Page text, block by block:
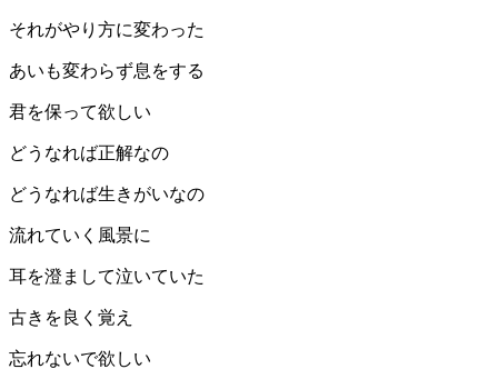
それがやり方に変わった
あいも変わらず息をする
君を保って欲しい
どうなれば正解なの
どうなれば生きがいなの
流れていく風景に
耳を澄まして泣いていた
古きを良く覚え
忘れないで欲しい